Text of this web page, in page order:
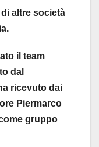
altre società
il team
dal
ricevuto dai
Piermarco
gruppo